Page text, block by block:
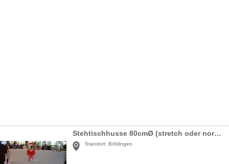
Stehtischhusse 80cmØ (stretch oder normal)
Standort: Böblingen